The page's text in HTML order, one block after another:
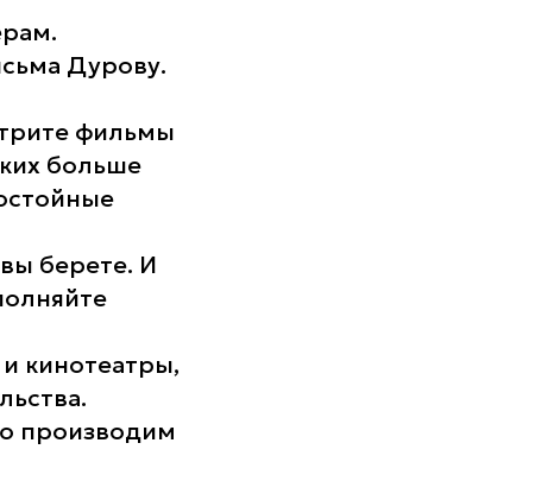
Дурову.
фильмы
больше
берете. И
кинотеатры,
производим